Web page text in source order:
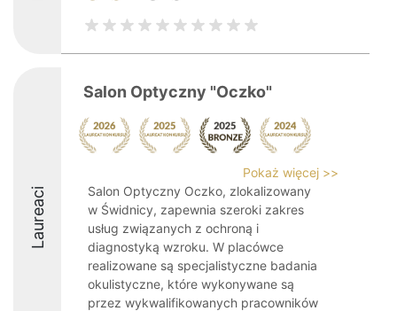
Laureaci
Salon Optyczny "Oczko"
Pokaż więcej >>
Salon Optyczny Oczko, zlokalizowany
w Świdnicy, zapewnia szeroki zakres
usług związanych z ochroną i
diagnostyką wzroku. W placówce
realizowane są specjalistyczne badania
okulistyczne, które wykonywane są
przez wykwalifikowanych pracowników